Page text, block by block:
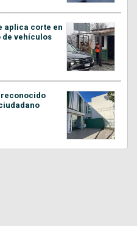
aplica corte en
de vehículos
reconocido